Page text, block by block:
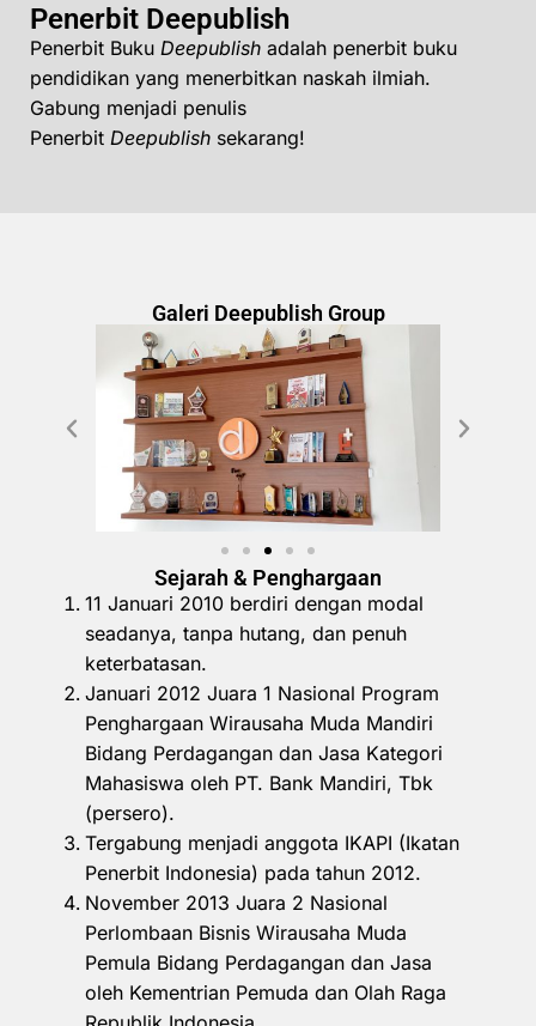
Penerbit Deepublish
Penerbit Buku Deepublish adalah penerbit buku
pendidikan yang menerbitkan naskah ilmiah.
Gabung menjadi penulis
Penerbit Deepublish sekarang!
Galeri Deepublish Group
Sejarah & Penghargaan
11 Januari 2010 berdiri dengan modal
seadanya, tanpa hutang, dan penuh
keterbatasan.
Januari 2012 Juara 1 Nasional Program
Penghargaan Wirausaha Muda Mandiri
Bidang Perdagangan dan Jasa Kategori
Mahasiswa oleh PT. Bank Mandiri, Tbk
(persero).
Tergabung menjadi anggota IKAPI (Ikatan
Penerbit Indonesia) pada tahun 2012.
November 2013 Juara 2 Nasional
Perlombaan Bisnis Wirausaha Muda
Pemula Bidang Perdagangan dan Jasa
oleh Kementrian Pemuda dan Olah Raga